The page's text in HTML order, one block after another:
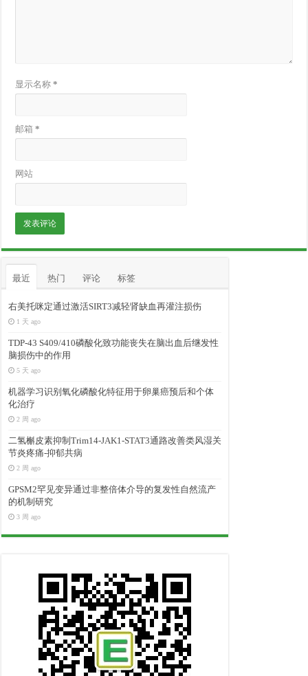
显示名称*
邮箱*
网站
最近 热门 评论 标签
右美托咪定通过激活SIRT3减轻肾缺血再灌注损伤
1 天 ago
TDP-43 S409/410磷酸化致功能丧失在脑出血后继发性
脑损伤中的作用
5 天 ago
机器学习识别氧化磷酸化特征用于卵巢癌预后和个体
化治疗
2 周 ago
二氢槲皮素抑制Trim14-JAK1-STAT3通路改善类风湿关
节炎疼痛-抑郁共病
2 周 ago
GPSM2罕见变异通过非整倍体介导的复发性自然流产
的机制研究
3 周 ago